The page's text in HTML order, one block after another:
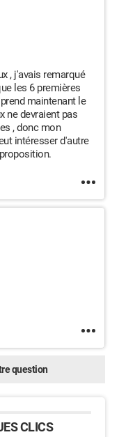
, j'avais remarqué
les 6 premières
maintenant le
ne devraient pas
, donc mon
intéresser d'autre
question
CLICS